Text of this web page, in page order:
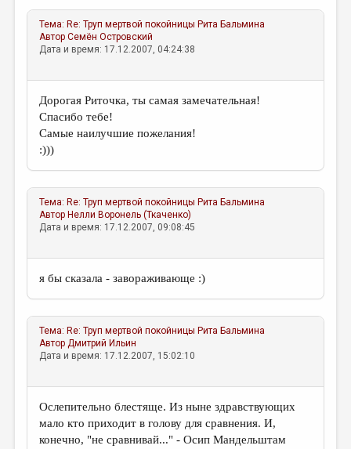
Тема: Re: Труп мертвой покойницы Рита Бальмина
АвторСемён Островский
Дата и время: 17.12.2007, 04:24:38
Дорогая Риточка, ты самая замечательная!
Спасибо тебе!
Самые наилучшие пожелания!
:)))
Тема: Re: Труп мертвой покойницы Рита Бальмина
Автор Нелли Воронель (Ткаченко)
Дата и время: 17.12.2007, 09:08:45
я бы сказала - завораживающе :)
Тема: Re: Труп мертвой покойницы Рита Бальмина
АвторДмитрий Ильин
Дата и время: 17.12.2007, 15:02:10
Ослепительно блестяще. Из ныне здравствующих
мало кто приходит в голову для сравнения. И,
конечно, "не сравнивай..." - Осип Мандельштам